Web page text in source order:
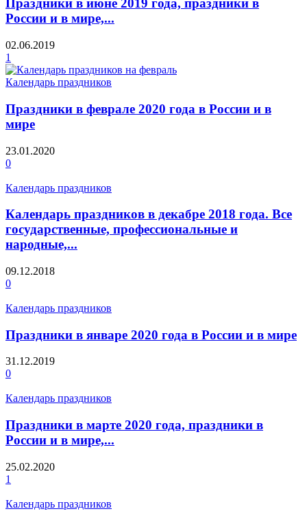
Праздники в июне 2019 года, праздники в
России и в мире,...
02.06.2019
1
Календарь праздников
Праздники в феврале 2020 года в России и в
мире
23.01.2020
0
Календарь праздников
Календарь праздников в декабре 2018 года. Все
государственные, профессиональные и
народные,...
09.12.2018
0
Календарь праздников
Праздники в январе 2020 года в России и в мире
31.12.2019
0
Календарь праздников
Праздники в марте 2020 года, праздники в
России и в мире,...
25.02.2020
1
Календарь праздников